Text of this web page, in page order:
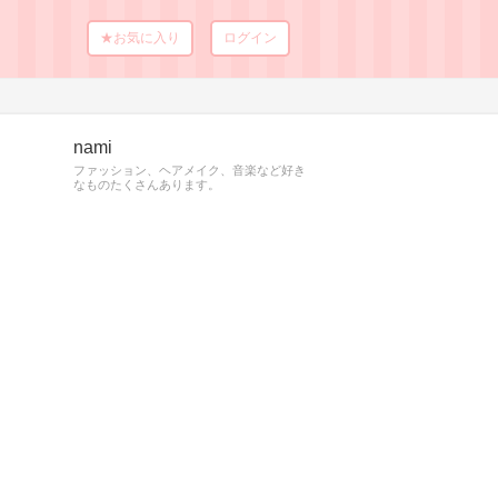
★お気に入り ログイン
nami
ファッション、ヘアメイク、音楽など好き
なものたくさんあります。